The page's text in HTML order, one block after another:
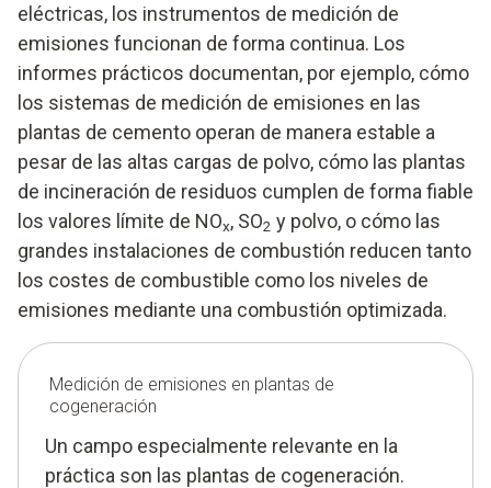
eléctricas, los instrumentos de medición de
emisiones funcionan de forma continua. Los
informes prácticos documentan, por ejemplo, cómo
los sistemas de medición de emisiones en las
plantas de cemento operan de manera estable a
pesar de las altas cargas de polvo, cómo las plantas
de incineración de residuos cumplen de forma fiable
los valores límite de NOx, SO2 y polvo, o cómo las
grandes instalaciones de combustión reducen tanto
los costes de combustible como los niveles de
emisiones mediante una combustión optimizada.
Medición de emisiones en plantas de
cogeneración
Un campo especialmente relevante en la
práctica son las plantas de cogeneración.